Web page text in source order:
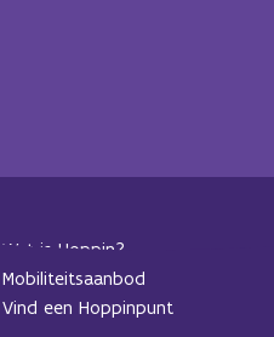
Wat is Hoppin?
Mobiliteitsaanbod
Vind een Hoppinpunt